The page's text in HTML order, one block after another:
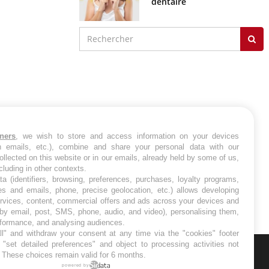
, we wish to store and access information on your devices
emails, etc.), combine and share your personal data with our
on this website or in our emails, already held by some of us,
in other contexts.
(identifiers, browsing, preferences, purchases, loyalty programs,
and emails, phone, precise geolocation, etc.) allows developing
content, commercial offers and ads across your devices and
email, post, SMS, phone, audio, and video), personalising them,
and analysing audiences.
and withdraw your consent at any time via the "cookies" footer
detailed preferences" and object to processing activities not
choices remain valid for 6 months.
powered by